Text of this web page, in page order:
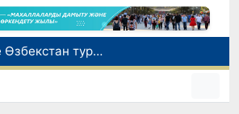
Мүмкіндігі шектеулі талапкерлерге қабылдау емтихандарында қосымша уақыт беріледі
Беларусьтен Өзбекстанға екінші тікелей жүк пойызы жөнелтілді